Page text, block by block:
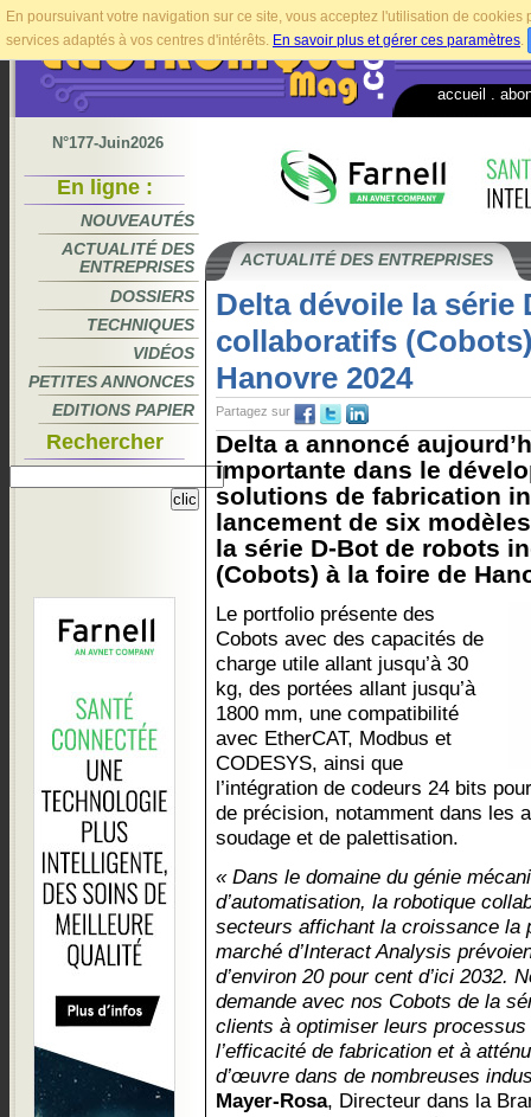
En poursuivant votre navigation sur ce site, vous acceptez l'utilisation de
services adaptés à vos centres d'intérêts. En savoir plus et gérer ces paramètres.
accueil
N°177-Juin2026
En ligne :
NOUVEAUTÉS
ACTUALITÉ DES
ENTREPRISES
DOSSIERS
TECHNIQUES
VIDÉOS
PETITES ANNONCES
EDITIONS PAPIER
Rechercher
ACTUALITÉ DES ENTREPRISES
Delta dévoile la série
collaboratifs
Hanovre 2024
Partagez sur
Delta a annoncé
importante dans le
solutions de fabrication
lancement de six
la série D-Bot de robots
(Cobots) à la foire de
Le portfolio présente des
Cobots avec des capacités de
charge utile allant jusqu’à 30
kg, des portées allant jusqu’à
1800 mm, une compatibilité
avec EtherCAT, Modbus et
CODESYS, ainsi que
l’intégration de codeurs 24 bits
de précision, notamment dans les
soudage et de palettisation.
« Dans le domaine du génie
d’automatisation, la robotique
secteurs affichant la croissance la
marché d’Interact Analysis
d’environ 20 pour cent d’ici 2032.
demande avec nos Cobots de la
clients à optimiser leurs
l’efficacité de fabrication et à
d’œuvre dans de nombreuses
Mayer-Rosa, Directeur dans la